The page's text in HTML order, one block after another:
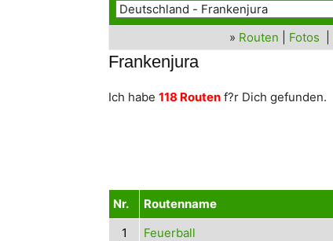
» Routen Fotos
Frankenjura
Ich habe 118 Routen f?r Dich gefunden.
Nr. Routenname
1
Feuerball